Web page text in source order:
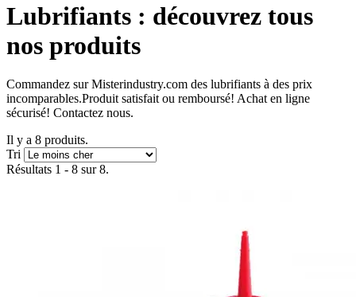
Lubrifiants : découvrez tous
nos produits
Commandez sur Misterindustry.com des lubrifiants à des prix
incomparables.Produit satisfait ou remboursé! Achat en ligne
sécurisé! Contactez nous.
Il y a 8 produits.
Tri
Résultats 1 - 8 sur 8.